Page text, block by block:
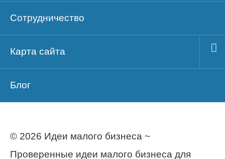
Сотрудничество
Карта сайта
Блог
© 2026 Идеи малого бизнеса ~
Проверенные идеи малого бизнеса для